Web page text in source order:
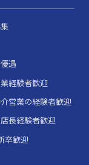
遇
経験者歓迎
営業の経験者歓迎
長経験者歓迎
卒歓迎